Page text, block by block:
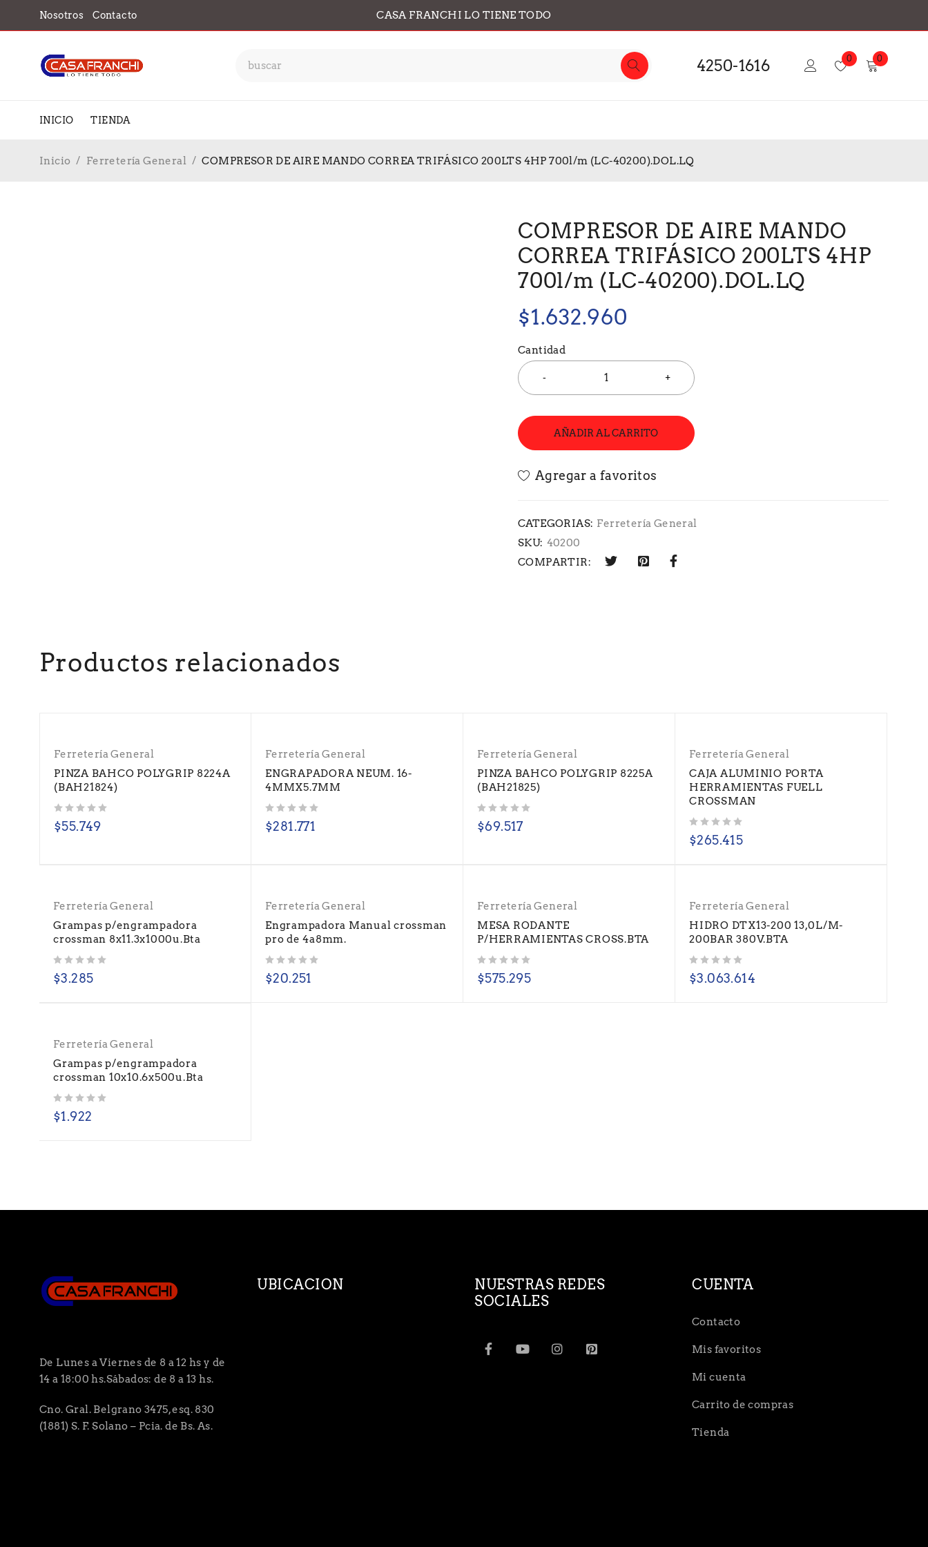
Nosotros Contacto CASA FRANCHI LO TIENE TODO
4250-1616 0 0
INICIO TIENDA
Inicio / Ferretería General / COMPRESOR DE AIRE MANDO CORREA TRIFÁSICO 200LTS 4HP 700l/m (LC-40200).DOL.LQ
COMPRESOR DE AIRE MANDO
CORREA TRIFÁSICO 200LTS 4HP
700l/m (LC-40200).DOL.LQ
$1.632.960
Cantidad
AÑADIR AL CARRITO
CATEGORIAS: Ferretería General
SKU: 40200
COMPARTIR:
Productos relacionados
Ferretería General
PINZA BAHCO POLYGRIP 8224A
(BAH21824)
$55.749
Ferretería General
ENGRAPADORA NEUM. 16-
4MMX5.7MM
$281.771
Ferretería General
PINZA BAHCO POLYGRIP 8225A
(BAH21825)
$69.517
Ferretería General
CAJA ALUMINIO PORTA
HERRAMIENTAS FUELL
CROSSMAN
$265.415
Ferretería General
Grampas p/engrampadora
crossman 8x11.3x1000u.Bta
$3.285
Ferretería General
Engrampadora Manual crossman
pro de 4a8mm.
$20.251
Ferretería General
MESA RODANTE
P/HERRAMIENTAS CROSS.BTA
$575.295
Ferretería General
HIDRO DTX13-200 13,0L/M-
200BAR 380V.BTA
$3.063.614
Ferretería General
Grampas p/engrampadora
crossman 10x10.6x500u.Bta
$1.922
De Lunes a Viernes de 8 a 12 hs y de
14 a 18:00 hs.Sábados: de 8 a 13 hs.
Cno. Gral. Belgrano 3475, esq. 830
(1881) S. F. Solano – Pcia. de Bs. As.
UBICACION
NUESTRAS REDES
SOCIALES
CUENTA
Contacto
Mis favoritos
Mi cuenta
Carrito de compras
Tienda